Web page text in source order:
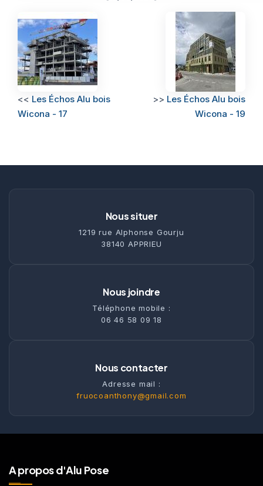
<< Les Échos Alu bois
Wicona - 17
>> Les Échos Alu bois
Wicona - 19
Nous situer
1219 rue Alphonse Gourju
38140 APPRIEU
Nous joindre
Téléphone mobile :
06 46 58 09 18
Nous contacter
Adresse mail :
fruocoanthony@gmail.com
A propos d'Alu Pose